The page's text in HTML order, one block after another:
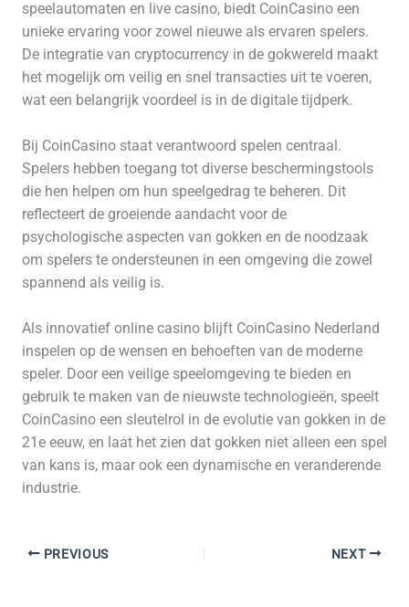
speelautomaten en live casino, biedt CoinCasino een
unieke ervaring voor zowel nieuwe als ervaren spelers.
De integratie van cryptocurrency in de gokwereld maakt
het mogelijk om veilig en snel transacties uit te voeren,
wat een belangrijk voordeel is in de digitale tijdperk.
Bij CoinCasino staat verantwoord spelen centraal.
Spelers hebben toegang tot diverse beschermingstools
die hen helpen om hun speelgedrag te beheren. Dit
reflecteert de groeiende aandacht voor de
psychologische aspecten van gokken en de noodzaak
om spelers te ondersteunen in een omgeving die zowel
spannend als veilig is.
Als innovatief online casino blijft CoinCasino Nederland
inspelen op de wensen en behoeften van de moderne
speler. Door een veilige speelomgeving te bieden en
gebruik te maken van de nieuwste technologieën, speelt
CoinCasino een sleutelrol in de evolutie van gokken in de
21e eeuw, en laat het zien dat gokken niet alleen een spel
van kans is, maar ook een dynamische en veranderende
industrie.
PREVIOUS NEXT